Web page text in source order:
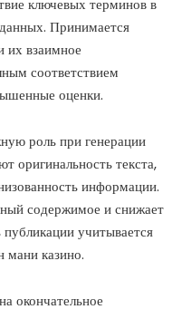
Принимается
их взаимное
соответствием
оценки.
роль при генерации
оригинальность текста,
информации.
содержимое и снижает
учитывается
мани казино.
окончательное